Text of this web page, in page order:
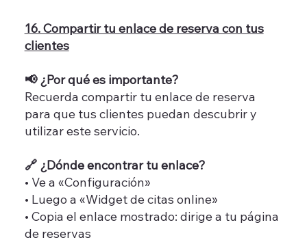
16. Compartir tu enlace de reserva con tus
clientes
📢 ¿Por qué es importante?
Recuerda compartir tu enlace de reserva
para que tus clientes puedan descubrir y
utilizar este servicio.
🔗 ¿Dónde encontrar tu enlace?
• Ve a «Configuración»
• Luego a «Widget de citas online»
• Copia el enlace mostrado: dirige a tu página
de reservas